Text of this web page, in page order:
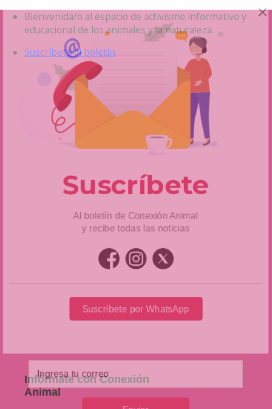
Saltar Bienvenida/o al espacio de activismo informativo y
educacional de los animales y la naturaleza.
Suscríbete al boletín
Infórmate con Conexión
Animal